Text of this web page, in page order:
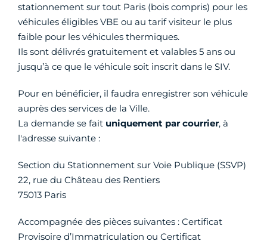
stationnement sur tout Paris (bois compris) pour les
véhicules éligibles VBE ou au tarif visiteur le plus
faible pour les véhicules thermiques.
Ils sont délivrés gratuitement et valables 5 ans ou
jusqu’à ce que le véhicule soit inscrit dans le SIV.
Pour en bénéficier, il faudra enregistrer son véhicule
auprès des services de la Ville.
La demande se fait uniquement par courrier, à
l'adresse suivante :
Section du Stationnement sur Voie Publique (SSVP)
22, rue du Château des Rentiers
75013 Paris
Accompagnée des pièces suivantes : Certificat
Provisoire d’Immatriculation ou Certificat